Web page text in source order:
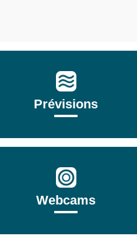
Prévisions
Webcams